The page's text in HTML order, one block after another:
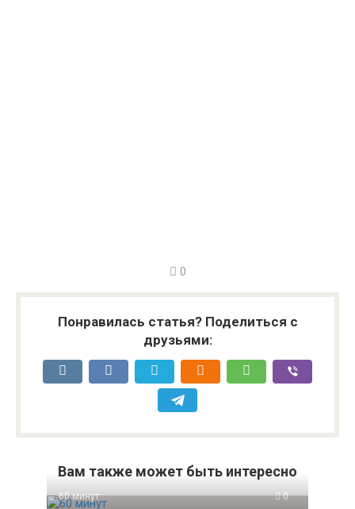
0
Понравилась статья? Поделиться с
друзьями:
Вам также может быть интересно
60 минут 0